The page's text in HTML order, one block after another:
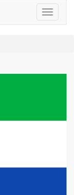
Toggle
navigation